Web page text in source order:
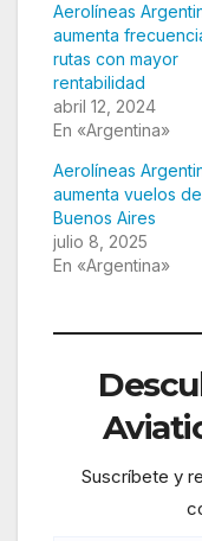
Aerolíneas
aumenta
rutas con mayor
rentabilidad
abril 12, 2024
En «Argentina»
Aerolíneas
aumenta vuelos
Buenos Aires
julio 8, 2025
En «Argentina»
Suscríbete y